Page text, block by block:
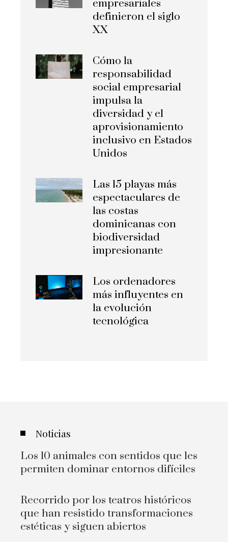
empresariales
definieron el siglo
XX
Cómo la
responsabilidad
social empresarial
impulsa la
diversidad y el
aprovisionamiento
inclusivo en Estados
Unidos
Las 15 playas más
espectaculares de
las costas
dominicanas con
biodiversidad
impresionante
Los ordenadores
más influyentes en
la evolución
tecnológica
Noticias
Los 10 animales con sentidos que les
permiten dominar entornos difíciles
Recorrido por los teatros históricos
que han resistido transformaciones
estéticas y siguen abiertos